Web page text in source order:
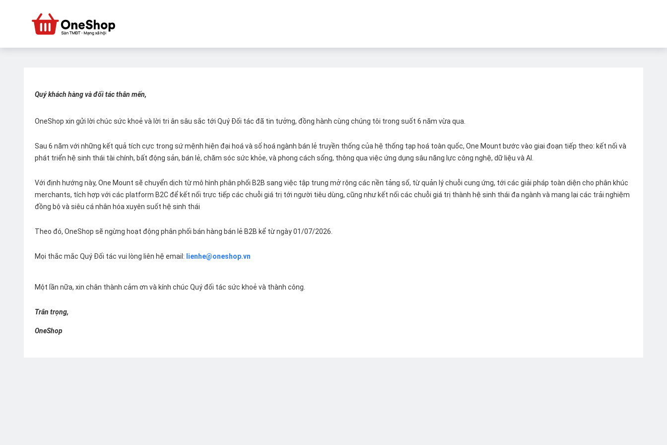
Quý khách hàng và đối tác thân mến,
OneShop xin gửi lời chúc sức khoẻ và lời tri ân sâu sắc tới Quý Đối tác đã tin tưởng, đồng hành cùng chúng tôi trong suốt 6 năm vừa qua.
Sau 6 năm với những kết quả tích cực trong sứ mệnh hiện đại hoá và số hoá ngành bán lẻ truyền thống của hệ thống tạp hoá toàn quốc, One Mount bước vào giai đoạn tiếp theo: kết nối và
phát triển hệ sinh thái tài chính, bất động sản, bán lẻ, chăm sóc sức khỏe, và phong cách sống, thông qua việc ứng dụng sâu năng lực công nghệ, dữ liệu và AI.
Với định hướng này, One Mount sẽ chuyển dịch từ mô hình phân phối B2B sang việc tập trung mở rộng các nền tảng số, từ quản lý chuỗi cung ứng, tới các giải pháp toàn diện cho phân khúc
merchants, tích hợp với các platform B2C để kết nối trực tiếp các chuỗi giá trị tới người tiêu dùng, cũng như kết nối các chuỗi giá trị thành hệ sinh thái đa ngành và mang lại các trải nghiệm
đồng bộ và siêu cá nhân hóa xuyên suốt hệ sinh thái
Theo đó, OneShop sẽ ngừng hoạt động phân phối bán hàng bán lẻ B2B kể từ ngày 01/07/2026.
Mọi thắc mắc Quý Đối tác vui lòng liên hệ email: lienhe@oneshop.vn
Một lần nữa, xin chân thành cảm ơn và kính chúc Quý đối tác sức khoẻ và thành công.
Trân trọng,
OneShop